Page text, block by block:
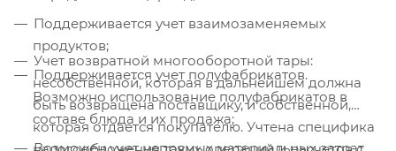
Поддерживается учет взаимозаменяемых
продуктов;
Поддерживается учет полуфабрикатов.
Возможно использование полуфабрикатов в
составе блюда и их продажа;
Учет возвратной многооборотной тары:
несобственной, которая в дальнейшем должна
быть возвращена поставщику, и собственной,
которая отдается покупателю. Учтена специфика